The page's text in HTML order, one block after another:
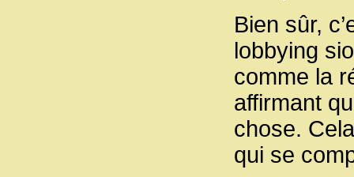
Bien sûr,
lobbying
comme la
affirmant
chose.
qui se